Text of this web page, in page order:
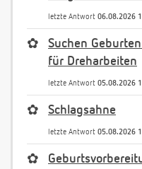
letzte Antwort 06.08.2026
✿
Suchen
für Dreharbeiten
letzte Antwort 05.08.2026
✿ Schlagsahne
letzte Antwort 05.08.2026
✿